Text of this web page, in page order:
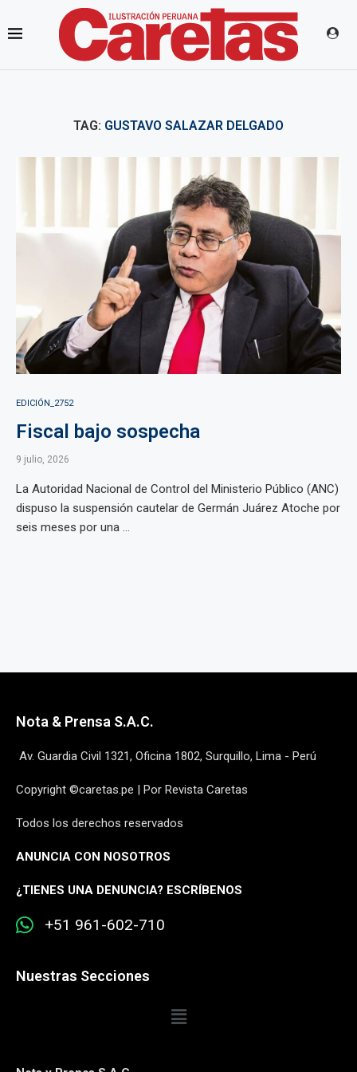
TAG: GUSTAVO SALAZAR DELGADO
EDICIÓN_2752
Fiscal bajo sospecha
9 julio, 2026
La Autoridad Nacional de Control del Ministerio Público (ANC)
dispuso la suspensión cautelar de Germán Juárez Atoche por
seis meses por una ...
Nota & Prensa S.A.C.
Av. Guardia Civil 1321, Oficina 1802, Surquillo, Lima - Perú
Copyright ©caretas.pe | Por Revista Caretas
Todos los derechos reservados
ANUNCIA CON NOSOTROS
¿TIENES UNA DENUNCIA? ESCRÍBENOS
+51 961-602-710
Nuestras Secciones